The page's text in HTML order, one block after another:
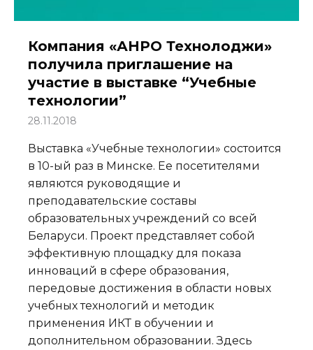
Компания «АНРО Технолоджи»
получила приглашение на
участие в выставке “Учебные
технологии”
28.11.2018
Выставка «Учебные технологии» состоится
в 10-ый раз в Минске. Ее посетителями
являются руководящие и
преподавательские составы
образовательных учреждений со всей
Беларуси. Проект представляет собой
эффективную площадку для показа
инноваций в сфере образования,
передовые достижения в области новых
учебных технологий и методик
применения ИКТ в обучении и
дополнительном образовании. Здесь